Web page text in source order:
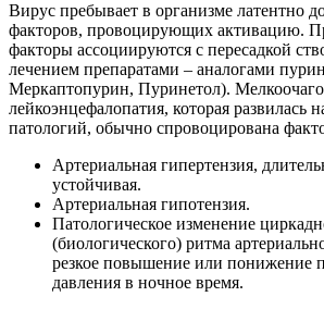
Вирус пребывает в организме латентно
факторов, провоцирующих активацию.
факторы ассоциируются с пересадкой
лечением препаратами – аналогами
Меркаптопурин, Пуринетол).
лейкоэнцефалопатия, которая развилась
патологий, обычно спровоцирована
Артериальная гипертензия,
устойчивая.
Артериальная гипотензия.
Патологическое изменение
(биологического) ритма
резкое повышение или понижение
давления в ночное время.